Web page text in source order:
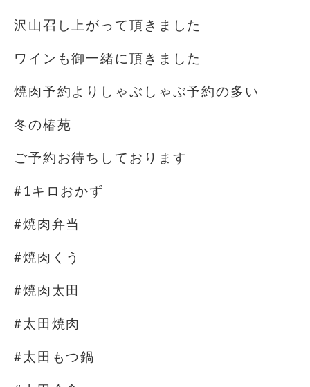
沢山召し上がって頂きました
ワインも御一緒に頂きました
焼肉予約よりしゃぶしゃぶ予約の多い
冬の椿苑
ご予約お待ちしております
#1キロおかず
#焼肉弁当
#焼肉くう
#焼肉太田
#太田焼肉
#太田もつ鍋